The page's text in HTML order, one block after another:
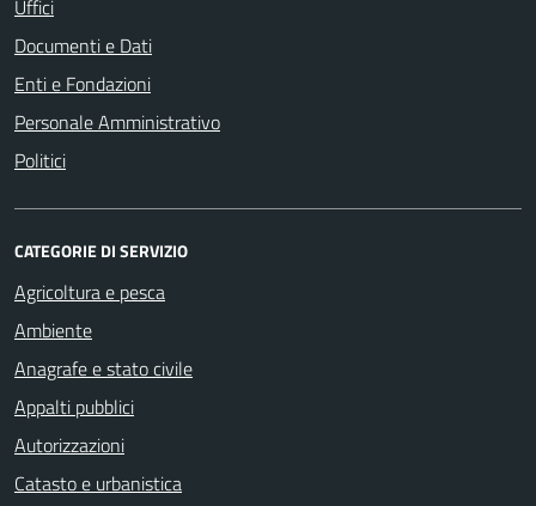
Uffici
Documenti e Dati
Enti e Fondazioni
Personale Amministrativo
Politici
CATEGORIE DI SERVIZIO
Agricoltura e pesca
Ambiente
Anagrafe e stato civile
Appalti pubblici
Autorizzazioni
Catasto e urbanistica